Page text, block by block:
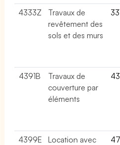
4333Z
Travaux de
revêtement des
sols et des murs
4391B
Travaux de
couverture par
éléments
4399E
Location avec